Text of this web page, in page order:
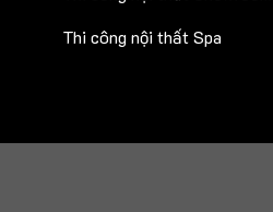
Thi công nội thất Spa